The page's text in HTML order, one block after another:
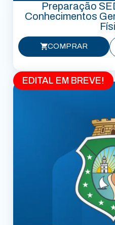
Preparação
Conhecimentos
COMPRAR
EDITAL EM BREVE!